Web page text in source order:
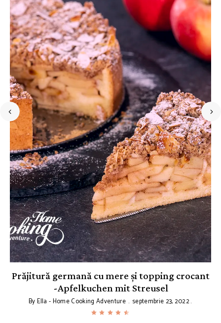
Prăjitură germană cu mere și topping crocant
-Apfelkuchen mit Streusel
ByElla - Home Cooking Adventure septembrie 23, 2022